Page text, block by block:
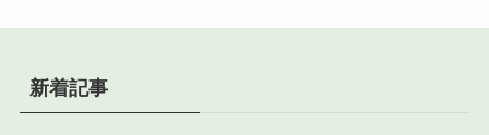
新着記事